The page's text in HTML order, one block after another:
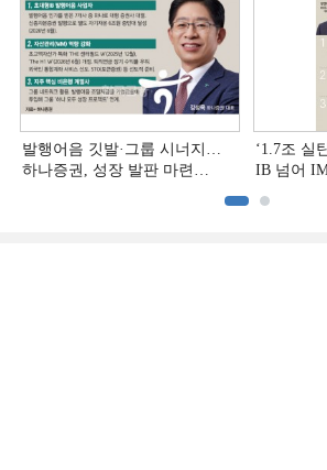
발행어음 깃발·그룹 시너지…
하나증권, 성장 발판 마련
‘1.7조 실
IB 넘어